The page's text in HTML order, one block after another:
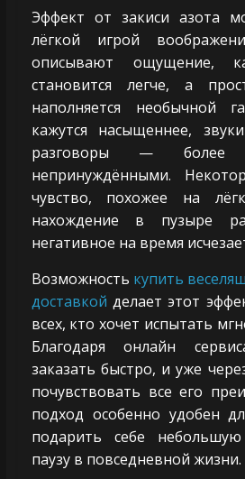
Эффект от закиси азота
лёгкой игрой
описывают ощущение,
становится легче, а
наполняется необычной
кажутся насыщеннее,
разговоры —
непринуждёнными.
чувство, похожее на
нахождение в пузыре
негативное на время
Возможность купить
доставкой делает этот
всех, кто хочет испытать
Благодаря онлайн
заказать быстро, и уже
почувствовать все его
подход особенно удобен
подарить себе
паузу в повседневной жизни.